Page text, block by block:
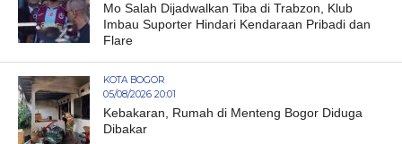
Mo Salah Dijadwalkan Tiba di Trabzon, Klub
Imbau Suporter Hindari Kendaraan Pribadi dan
Flare
KOTA BOGOR
05/08/2026 20:01
Kebakaran, Rumah di Menteng Bogor Diduga
Dibakar